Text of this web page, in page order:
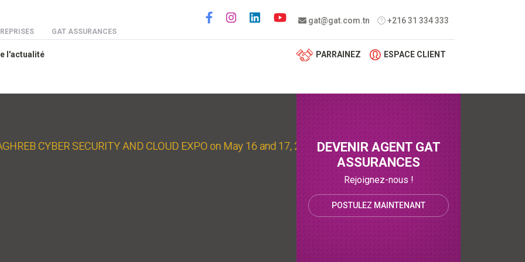
GAT ASSURANCES
gat@gat.com.tn +216 31 334 333
Social menu
l'actualité PARRAINEZ ESPACE CLIENT
CYBER SECURITY AND CLOUD EXPO on May 16 and 17, 2023 at the city of culture
DEVENIR AGENT GAT
ASSURANCES
Rejoignez-nous !
POSTULEZ MAINTENANT